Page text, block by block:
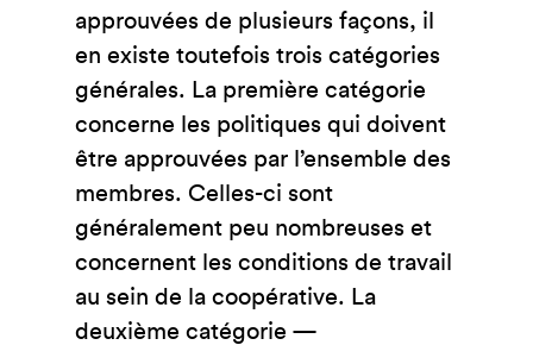
approuvées de plusieurs façons, il
en existe toutefois trois catégories
générales. La première catégorie
concerne les politiques qui doivent
être approuvées par l’ensemble des
membres. Celles-ci sont
généralement peu nombreuses et
concernent les conditions de travail
au sein de la coopérative. La
deuxième catégorie —